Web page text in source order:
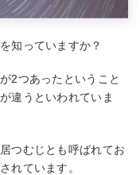
知っていますか？
2つあったということ
違うといわれていま
つむじとも呼ばれてお
れています。